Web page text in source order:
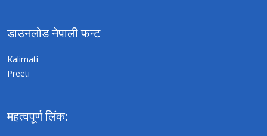
डाउनलोड नेपाली फन्ट
Kalimati
Preeti
महत्वपूर्ण लिंक: